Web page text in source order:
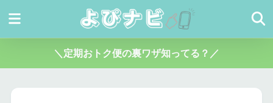
＼定期おトク便の裏ワザ知ってる？／